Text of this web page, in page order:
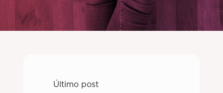
Último post